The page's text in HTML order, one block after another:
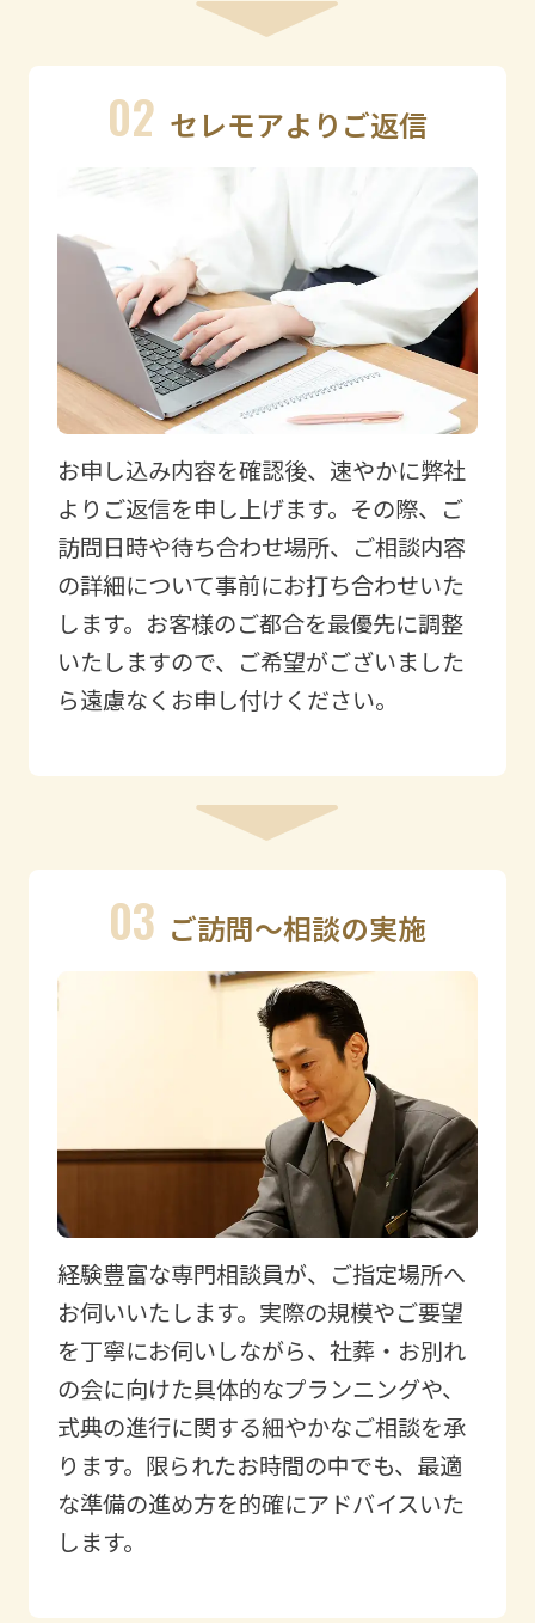
02 セレモアよりご返信
お申し込み内容を確認後、速やかに弊社
よりご返信を申し上げます。その際、ご
訪問日時や待ち合わせ場所、ご相談内容
の詳細について事前にお打ち合わせいた
します。お客様のご都合を最優先に調整
いたしますので、ご希望がございました
ら遠慮なくお申し付けください。
03 ご訪問〜相談の実施
経験豊富な専門相談員が、ご指定場所へ
お伺いいたします。実際の規模やご要望
を丁寧にお伺いしながら、社葬・お別れ
の会に向けた具体的なプランニングや、
式典の進行に関する細やかなご相談を承
ります。限られたお時間の中でも、最適
な準備の進め方を的確にアドバイスいた
します。